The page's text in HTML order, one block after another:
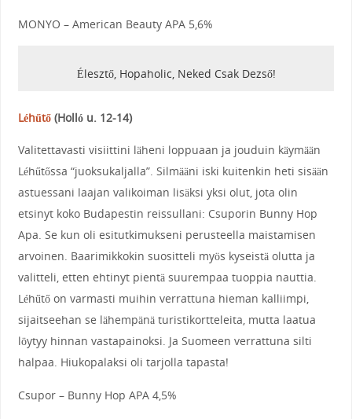
MONYO – American Beauty APA 5,6%
Élesztő, Hopaholic, Neked Csak Dezső!
Léhűtő (Holló u. 12-14)
Valitettavasti visiittini läheni loppuaan ja jouduin käymään
Léhűtőssa “juoksukaljalla”. Silmääni iski kuitenkin heti sisään
astuessani laajan valikoiman lisäksi yksi olut, jota olin
etsinyt koko Budapestin reissullani: Csuporin Bunny Hop
Apa. Se kun oli esitutkimukseni perusteella maistamisen
arvoinen. Baarimikkokin suositteli myös kyseistä olutta ja
valitteli, etten ehtinyt pientä suurempaa tuoppia nauttia.
Léhűtő on varmasti muihin verrattuna hieman kalliimpi,
sijaitseehan se lähempänä turistikortteleita, mutta laatua
löytyy hinnan vastapainoksi. Ja Suomeen verrattuna silti
halpaa. Hiukopalaksi oli tarjolla tapasta!
Csupor – Bunny Hop APA 4,5%